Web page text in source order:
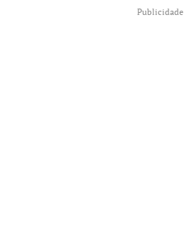
Publicidade